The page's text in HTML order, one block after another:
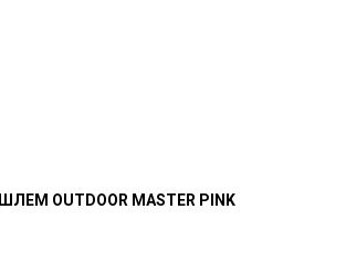
ШЛЕМ OUTDOOR MASTER PINK